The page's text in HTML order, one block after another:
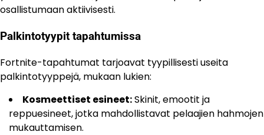
osallistumaan aktiivisesti.
Palkintotyypit tapahtumissa
Fortnite-tapahtumat tarjoavat tyypillisesti useita
palkintotyyppejä, mukaan lukien:
Kosmeettiset esineet:Skinit, emootit ja
reppuesineet, jotka mahdollistavat pelaajien hahmojen
mukauttamisen.